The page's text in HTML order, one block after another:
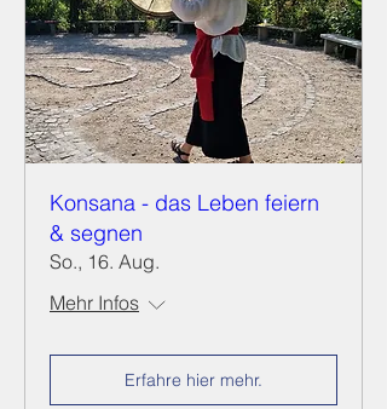
Konsana - das Leben feiern
& segnen
So., 16. Aug.
Mehr Infos
Erfahre hier mehr.